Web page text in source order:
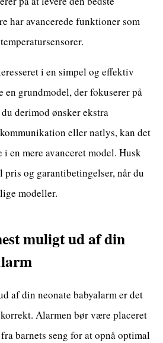
har avancerede funktioner som
i en simpel og effektiv
en grundmodel, der fokuserer på
derimod ønsker ekstra
eller natlys, kan det
en mere avanceret model. Husk
pris og garantibetingelser, når du
modeller.
muligt ud af din
af din neonate babyalarm er det
Alarmen bør være placeret
barnets seng for at opnå optimal